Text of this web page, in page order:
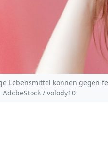
Lebensmittel können gegen
AdobeStock / volody10